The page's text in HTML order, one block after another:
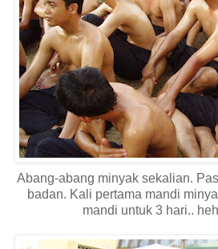
Abang-abang minyak sekalian.
badan. Kali pertama mandi
mandi untuk 3 hari..